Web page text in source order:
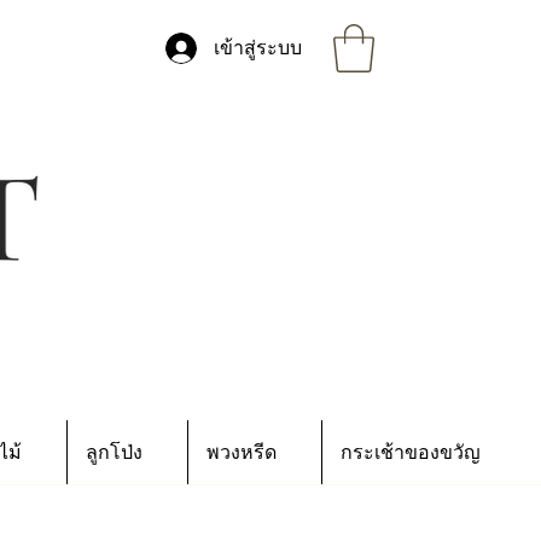
เข้าสู่ระบบ
ม้ ลูกโป่ง พวงหรีด กระเช้าของขวัญ